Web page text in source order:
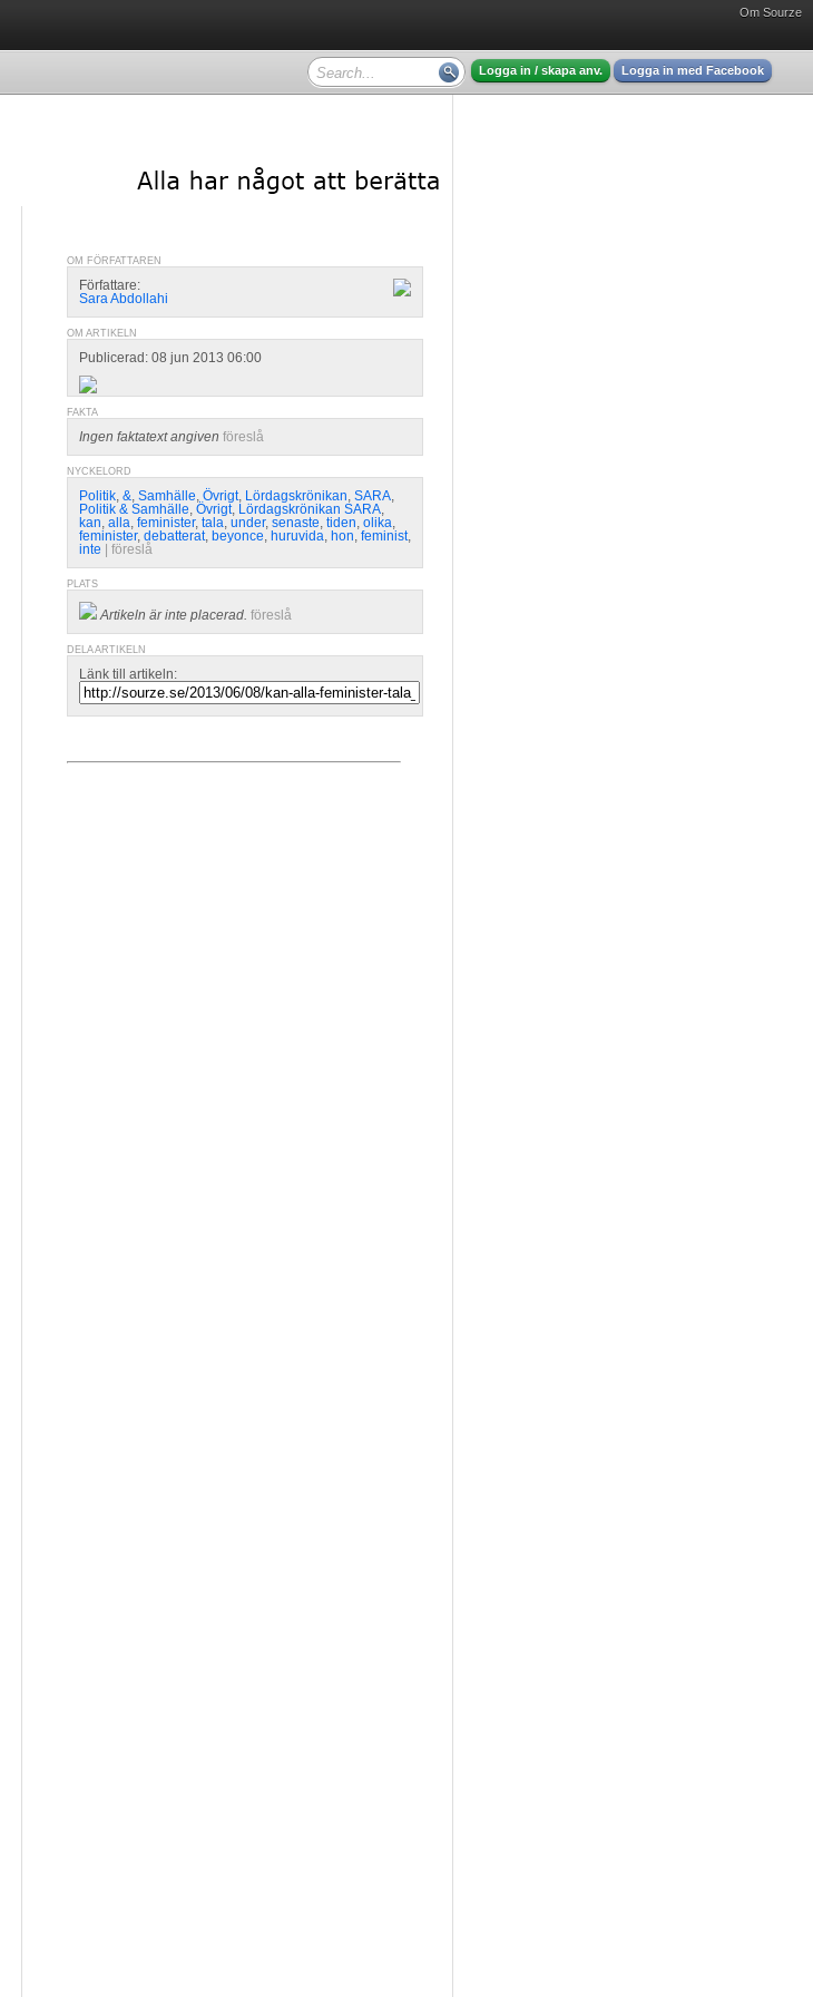
Om Sourze
Logga in / skapa anv. Logga in med Facebook
OM FÖRFATTAREN
Författare:
Sara Abdollahi
OM ARTIKELN
Publicerad: 08 jun 2013 06:00
FAKTA
Ingen faktatext angiven föreslå
NYCKELORD
Politik, &, Samhälle, Övrigt, Lördagskrönikan, SARA,
Politik & Samhälle, Övrigt, Lördagskrönikan SARA,
kan, alla, feminister, tala, under, senaste, tiden, olika,
feminister, debatterat, beyonce, huruvida, hon, feminist,
inte
föreslå
PLATS
Artikeln är inte placerad. föreslå
DELA ARTIKELN
Länk till artikeln: